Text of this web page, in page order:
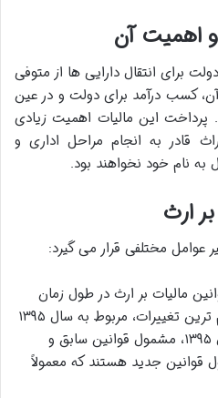
و اهمیت آن
برای انتقال دارایی ها از متوفی
کسب درآمد برای دولت و در عین
پرداخت این مالیات اهمیت زیادی
قادر به انجام مراحل اداری و
به نام خود نخواهند بود.
ارث
عوامل مختلفی قرار می گیرد:
مالیات بر ارث در طول زمان
تغییر کرده اند. یکی از مهم ترین تغییرات، مربوط به سال ۱۳۹۵
است. متوفیان قبل از سال ۱۳۹۵، مشمول قوانین سابق و
قوانین جدید هستند که معمولاً